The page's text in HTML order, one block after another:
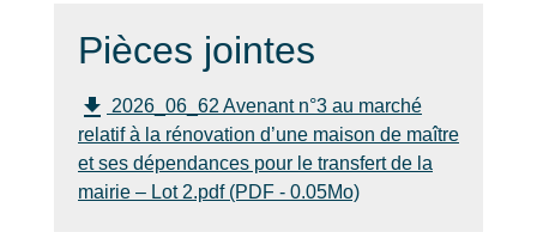
relatif à la rénovation d’une maison de
maître et ses dépendances pour le
transfert de la mairie – Lot 2
Pièces jointes
file_download 2026_06_62 Avenant n°3 au marché
relatif à la rénovation d’une maison de maître
et ses dépendances pour le transfert de la
mairie – Lot 2.pdf (PDF - 0.05Mo)